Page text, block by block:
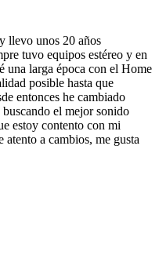
llevo unos 20 años
tuvo equipos estéreo y en
una larga época con el Home
posible hasta que
entonces he cambiado
buscando el mejor sonido
estoy contento con mi
a cambios, me gusta